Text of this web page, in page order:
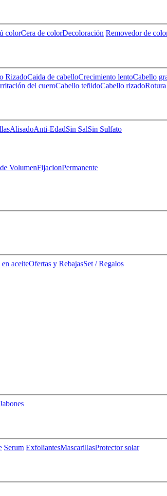
colorCera de colorDecoloración Removedor de
RizadoCaida de cabelloCrecimiento lentoCabello
del cueroCabello teñidoCabello rizado
AlisadoAnti-EdadSin SalSin Sulfato
VolumenFijacionPermanente
aceiteOfertas y RebajasSet / Regalos
Jabones
Serum ExfoliantesMascarillasProtector solar